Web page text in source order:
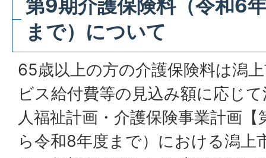
第9期介護保険料（令和6
まで）について
65歳以上の方の介護保険料は潟
ビス給付費等の見込み額に応じ
人福祉計画・介護保険事業計画
ら令和8年度まで）における潟上